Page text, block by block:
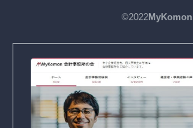
©2022MyKomon